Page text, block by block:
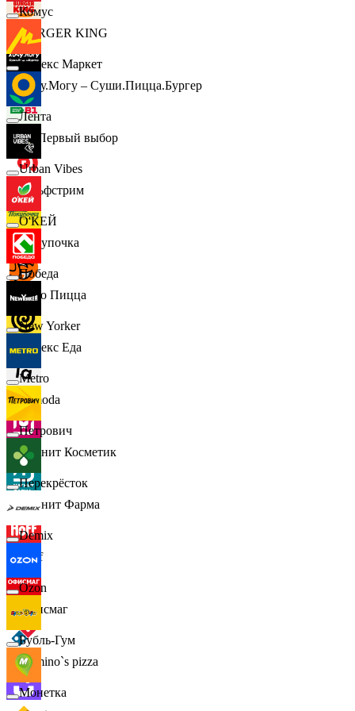
BURGER KING
Хочу.Могу – Суши.Пицца.Бургер
B1 Первый выбор
Гольфстрим
Покупочка
Додо Пицца
Яндекс Еда
Lamoda
Магнит Косметик
Магнит Фарма
Hoff
Офисмаг
Domino`s pizza
Комус
Яндекс Маркет
Лента
Urban Vibes
О'КЕЙ
Победа
New Yorker
Metro
Петрович
Перекрёсток
Demix
Ozon
Бубль-Гум
Монетка